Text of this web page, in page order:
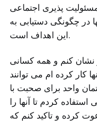
پذیری اجتماعی
در چگونگی دستیابی به
این اهداف است.
کنم و همه کسانی
کار کرده ام می توانند
واحد برای صحبت با
کردم تا آنها را
کرده و تاکید کنم که